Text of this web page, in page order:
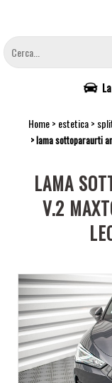
contenuto
principale
Home estetica
lama sottoparaurti
LAMA
V.2